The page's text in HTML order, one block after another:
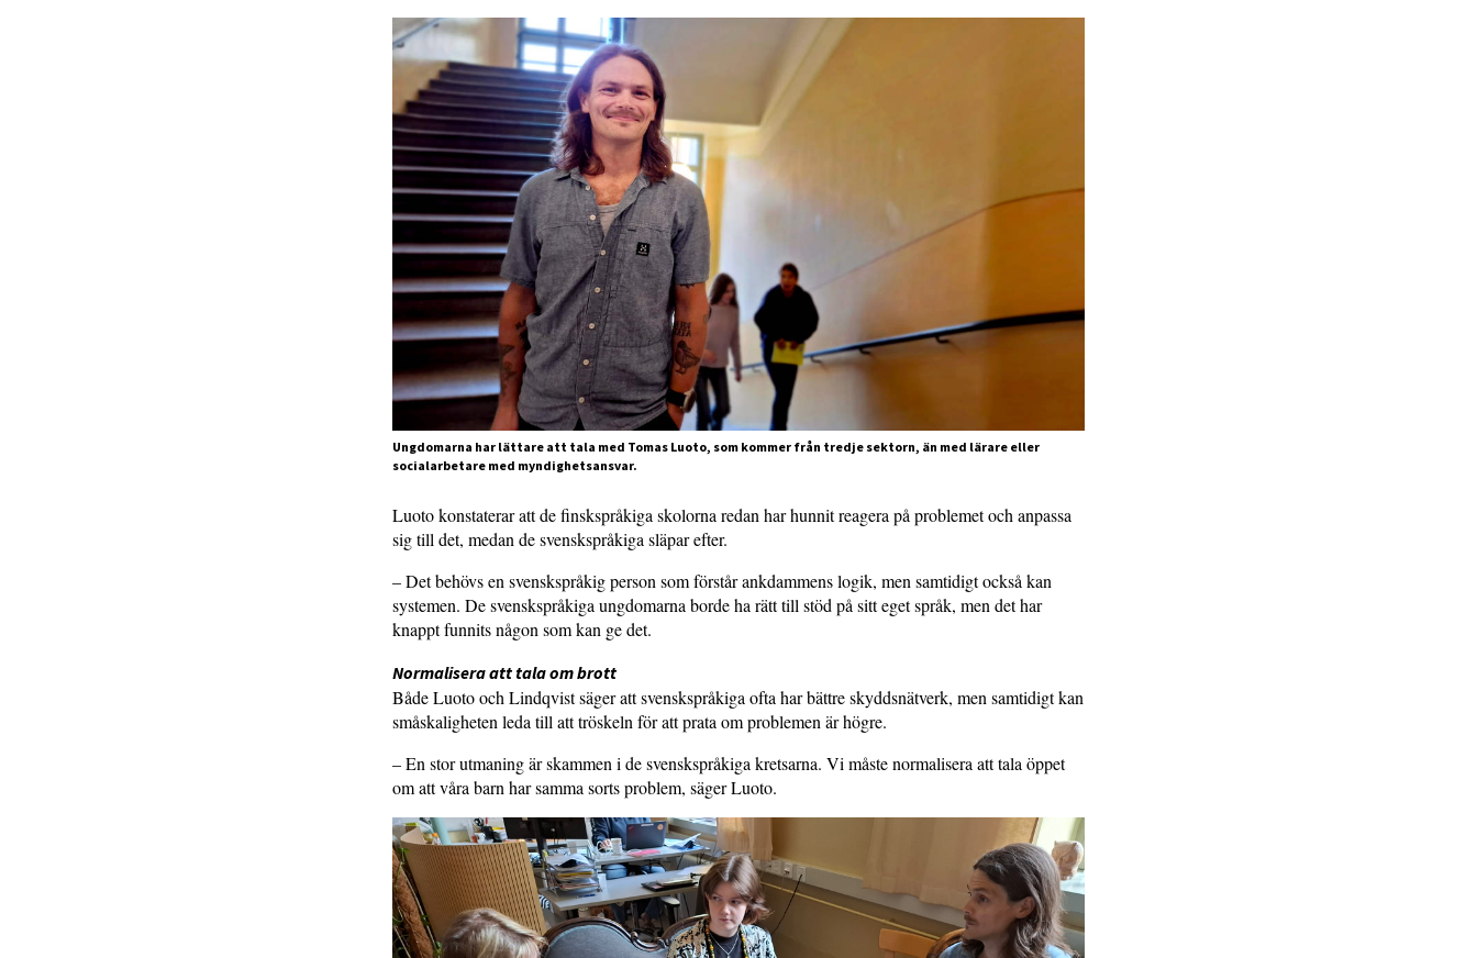
Ungdomarna har lättare att tala med Tomas Luoto, som kommer från tredje sektorn, än med lärare eller
socialarbetare med myndighetsansvar.
Luoto konstaterar att de finskspråkiga skolorna redan har hunnit reagera på problemet och anpassa
sig till det, medan de svenskspråkiga släpar efter.
– Det behövs en svenskspråkig person som förstår ankdammens logik, men samtidigt också kan
systemen. De svenskspråkiga ungdomarna borde ha rätt till stöd på sitt eget språk, men det har
knappt funnits någon som kan ge det.
Normalisera att tala om brott
Både Luoto och Lindqvist säger att svenskspråkiga ofta har bättre skyddsnätverk, men samtidigt kan
småskaligheten leda till att tröskeln för att prata om problemen är högre.
– En stor utmaning är skammen i de svenskspråkiga kretsarna. Vi måste normalisera att tala öppet
om att våra barn har samma sorts problem, säger Luoto.